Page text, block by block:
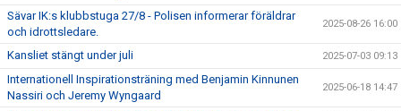
Sävar IK:s klubbstuga 27/8 - Polisen informerar föräldrar
och idrottsledare.
2025-08-26 16:00
Kansliet stängt under juli 2025-07-03 09:13
Internationell Inspirationsträning med Benjamin Kinnunen
Nassiri och Jeremy Wyngaard
2025-06-18 14:47